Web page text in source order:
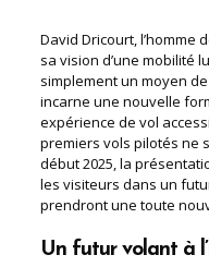
David Dricourt, l’homme
sa vision d’une mobilité
simplement un moyen
incarne une nouvelle
expérience de vol
premiers vols pilotés ne
début 2025, la
les visiteurs dans un
prendront une toute
Un futur volant à